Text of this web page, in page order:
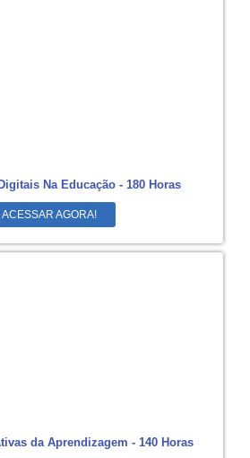
Na Educação - 180 Horas
ACESSAR AGORA!
da Aprendizagem - 140 Horas